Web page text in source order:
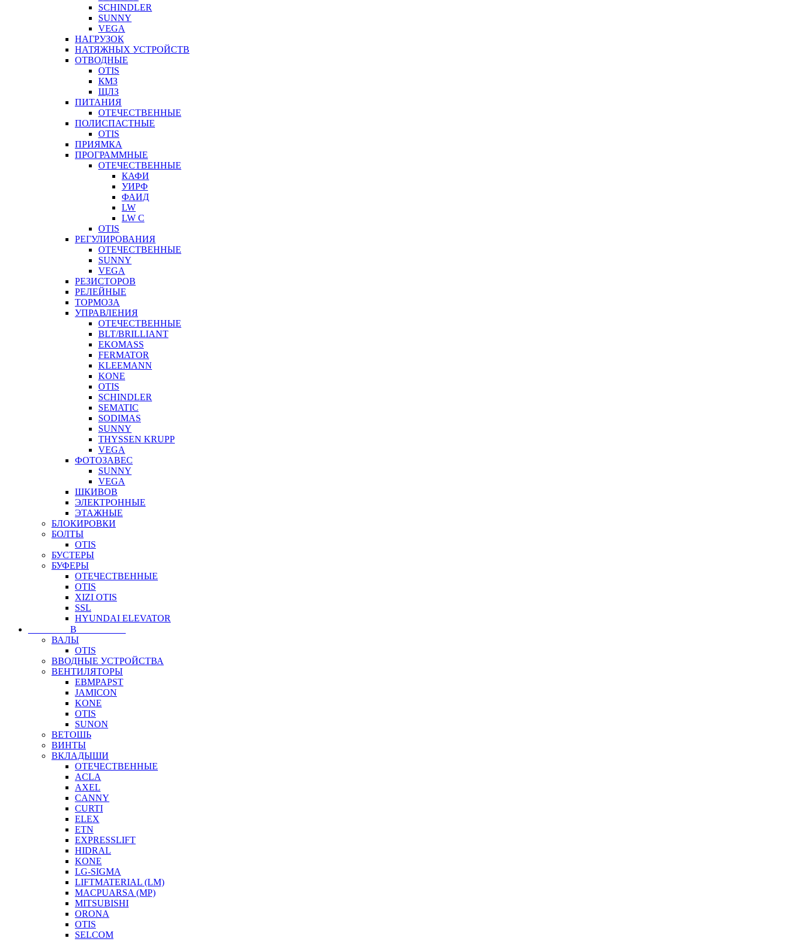
SCHINDLER
SUNNY
VEGA
НАГРУЗОК
НАТЯЖНЫХ УСТРОЙСТВ
ОТВОДНЫЕ
OTIS
КМЗ
ЩЛЗ
ПИТАНИЯ
ОТЕЧЕСТВЕННЫЕ
ПОЛИСПАСТНЫЕ
OTIS
ПРИЯМКА
ПРОГРАММНЫЕ
ОТЕЧЕСТВЕННЫЕ
КАФИ
УИРФ
ФАИД
LW
LW C
OTIS
РЕГУЛИРОВАНИЯ
ОТЕЧЕСТВЕННЫЕ
SUNNY
VEGA
РЕЗИСТОРОВ
РЕЛЕЙНЫЕ
ТОРМОЗА
УПРАВЛЕНИЯ
ОТЕЧЕСТВЕННЫЕ
BLT/BRILLIANT
EKOMASS
FERMATOR
KLEEMANN
KONE
OTIS
SCHINDLER
SEMATIC
SODIMAS
SUNNY
THYSSEN KRUPP
VEGA
ФОТОЗАВЕС
SUNNY
VEGA
ШКИВОВ
ЭЛЕКТРОННЫЕ
ЭТАЖНЫЕ
БЛОКИРОВКИ
БОЛТЫ
OTIS
БУСТЕРЫ
БУФЕРЫ
ОТЕЧЕСТВЕННЫЕ
OTIS
XIZI OTIS
SSL
HYUNDAI ELEVATOR
⠀⠀⠀⠀⠀⠀В⠀⠀⠀⠀⠀⠀⠀
ВАЛЫ
OTIS
ВВОДНЫЕ УСТРОЙСТВА
ВЕНТИЛЯТОРЫ
EBMPAPST
JAMICON
KONE
OTIS
SUNON
ВЕТОШЬ
ВИНТЫ
ВКЛАДЫШИ
ОТЕЧЕСТВЕННЫЕ
ACLA
AXEL
CANNY
CURTI
ELEX
ETN
EXPRESSLIFT
HIDRAL
KONE
LG-SIGMA
LIFTMATERIAL (LM)
MACPUARSA (MP)
MITSUBISHI
ORONA
OTIS
SELCOM